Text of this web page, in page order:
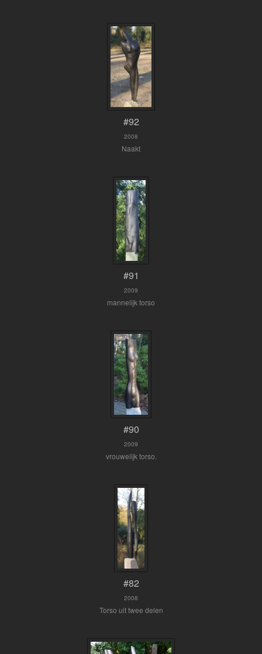
#92
2008
Naakt
#91
2009
mannelijk torso
#90
2009
vrouwelijk torso.
#82
2008
Torso uit twee delen